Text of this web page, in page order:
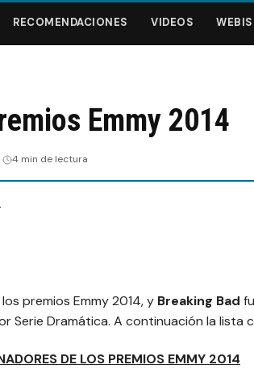
RECOMENDACIONES VIDEOS
Emmy 2014
4 min de lectura
premios Emmy 2014, y Breaking Bad
Serie Dramática. A continuación la lista
DE LOS PREMIOS EMMY 2014